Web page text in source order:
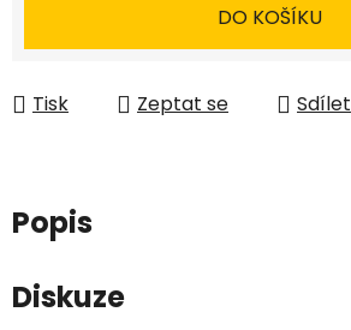
DO KOŠÍKU
Tisk Zeptat se Sdílet
Popis
Diskuze